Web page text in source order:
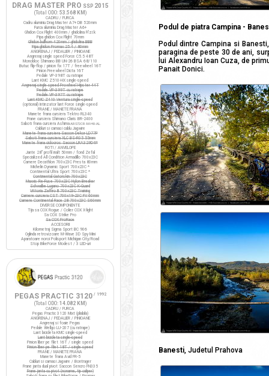
Podul de piatra Campina -
Podul dintre Campina si
paragina de peste 30 de ani,
lui Alexandru Ioan Cuza, de
Panait Donici.
Banesti, Judetul Prahova
DRAG MASTER PRO SSP 2015
(Total ODO: 53.568 KM )
CADRU / FURCA
Cadru aluminiu Drag Master A7+ DB 520mm
Furca aluminiu Drag Master A6+
Ghidon Cox Flight 400mm / ghidolina Fi'zi:k
Pipa ghidon Cox Flight 70mm
Ghidon bullhorn 420mm / ghidolina BBB
Pipa ghidon Promax 25.4 / 80mm
ANGRENAJ / PEDALIER / PINIOANE
Angrenaj single speed Force C5.5 48T
Monobloc Shimano BB UN-26 BSA 68/110
Butuc flip-flop / pinion fix 17T / freewheel 16T
Pinion Freewheel Dicta 16T
Pedale VP-398T cu ratrape
Lant KMC Z510-HX single-speed
Angrenaj single speed Prowheel Hipster 44T
Pedale VP-399T cu ratrape
Pedale VP-397T cu ratrape
Lant KMC Z410 Ventura single-speed
(optional) Intinzator lant Force single-speed
FRANE / MANETE FRANA
Manete frana cursiera Tektro RL340
Frane cursiera Shimano Claris BR-2400
Saboti frana cursiera AshimaARS72CR-M-HU-AL
Cabluri si camasi cablu Jagwire
Manete frana cursiera Saccon Dekor LD77P
Saboti frana cursiera XLC BS-R05 55mm
Manete frana ciclocros Saccon LRA329D4P
ROTI / ANVELOPE
Jante 28" profil inalt 50mm / fond Zefal
Specialized All Condition Armadillo 700x23C
Camere Decathlon 700x23C Presta 80mm
Michelin Dynamic Sport 700x23C *
Continental Ultra Sport 700x23C *
Continental Gatorskin 700x23C
Maxxis Re-Fuse 700x23C Nylon Breaker
Schwalbe Lugano 700x23C K-Guard
Vittoria Zaffiro III 700x23C Training
Camere cursiera CST 700x19-23C FV 60mm
Camere Continental Race 28 700x23C S60mm
DIVERSE COMPONENTE
Tija sa COX Rogue / Colier COX X-light
Sa COX Strike Pro
Sa COX ProRace
ACCESORII
Kilometraj Sigma Sport BC 906
Oglinda retrovizoare M-Wave 3D Spy Mini
Aparatoare noroi Polisport Michigan City/Road
Stop BikeForce Modest / 3 LED-uri
PEGAS PRACTIC 3120/ 1992
(Total ODO: 14.082 KM )
CADRU / FURCA
Pegas Practic 3120 Mixt (pliabila)
ANGRENAJ / PEDALIER / PINIOANE
Angrenaj si foaie Pegas
Pedale Wellgo LU-207 (cu ratrape)
Lant bicicleta KMC single-speed
Lant bicicleta single-speed
Pinion liber pe filet 16T / single speed
Pinion liber pe filet 18T / single speed
FRANE / MANETE FRANA
Manete frana Avid FR-5
Cabluri si camasi Jagwire / Bontrager
Frane janta dual pivot Saccon Sencro FN335
Frane janta cu pivot (noname, tip caliper)